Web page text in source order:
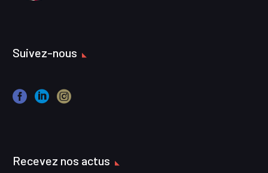
Suivez-nous
Recevez nos actus